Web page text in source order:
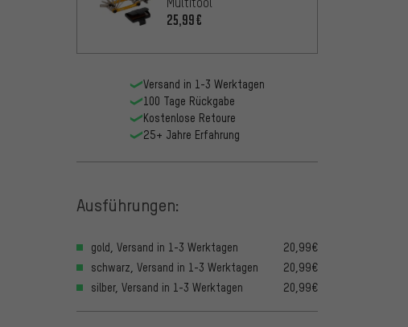
25,99€
Versand in 1-3 Werktagen
100 Tage Rückgabe
Kostenlose Retoure
25+ Jahre Erfahrung
Ausführungen:
gold, Versand in 1-3 Werktagen
20,99€
schwarz, Versand in 1-3 Werktagen
20,99€
silber, Versand in 1-3 Werktagen
20,99€